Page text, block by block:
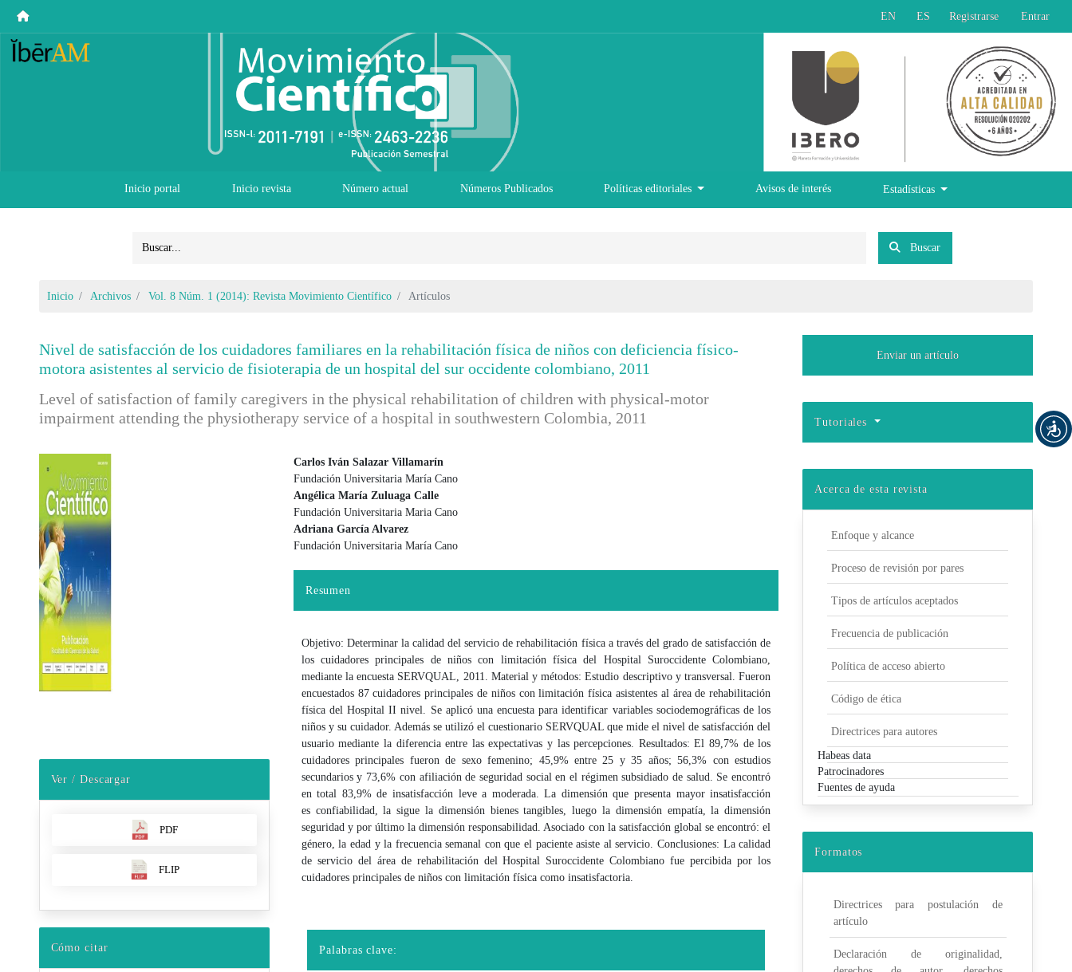
EN ES Registrarse Entrar
Inicio portal Inicio revista Número actual Números Publicados Políticas editoriales Avisos de interés Estadísticas
Buscar
Inicio Archivos Vol. 8 Núm. 1 (2014): Revista Movimiento Científico Artículos
Nivel de satisfacción de los cuidadores familiares en la rehabilitación física de niños con deficiencia físico-
motora asistentes al servicio de fisioterapia de un hospital del sur occidente colombiano, 2011
Level of satisfaction of family caregivers in the physical rehabilitation of children with physical-motor
impairment attending the physiotherapy service of a hospital in southwestern Colombia, 2011
Barra lateral del artículo
Ver / Descargar
PDF
FLIP
Cómo citar
Contenido principal del artículo
Carlos Iván Salazar Villamarín
Fundación Universitaria María Cano
Angélica María Zuluaga Calle
Fundación Universitaria Maria Cano
Adriana García Alvarez
Fundación Universitaria María Cano
Resumen
Objetivo: Determinar la calidad del servicio de rehabilitación física a través del grado de satisfacción de
los cuidadores principales de niños con limitación física del Hospital Suroccidente Colombiano,
mediante la encuesta SERVQUAL, 2011. Material y métodos: Estudio descriptivo y transversal. Fueron
encuestados 87 cuidadores principales de niños con limitación física asistentes al área de rehabilitación
física del Hospital II nivel. Se aplicó una encuesta para identificar variables sociodemográficas de los
niños y su cuidador. Además se utilizó el cuestionario SERVQUAL que mide el nivel de satisfacción del
usuario mediante la diferencia entre las expectativas y las percepciones. Resultados: El 89,7% de los
cuidadores principales fueron de sexo femenino; 45,9% entre 25 y 35 años; 56,3% con estudios
secundarios y 73,6% con afiliación de seguridad social en el régimen subsidiado de salud. Se encontró
en total 83,9% de insatisfacción leve a moderada. La dimensión que presenta mayor insatisfacción
es confiabilidad, la sigue la dimensión bienes tangibles, luego la dimensión empatía, la dimensión
seguridad y por último la dimensión responsabilidad. Asociado con la satisfacción global se encontró: el
género, la edad y la frecuencia semanal con que el paciente asiste al servicio. Conclusiones: La calidad
de servicio del área de rehabilitación del Hospital Suroccidente Colombiano fue percibida por los
cuidadores principales de niños con limitación física como insatisfactoria.
Palabras clave:
Enviar un artículo
Tutoriales
Acerca de esta revista
Enfoque y alcance
Proceso de revisión por pares
Tipos de artículos aceptados
Frecuencia de publicación
Política de acceso abierto
Código de ética
Directrices para autores
Habeas data
Patrocinadores
Fuentes de ayuda
Formatos
Directrices para postulación de
artículo
Declaración de originalidad,